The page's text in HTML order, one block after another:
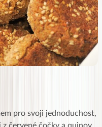
pro svoji jednoduchost,